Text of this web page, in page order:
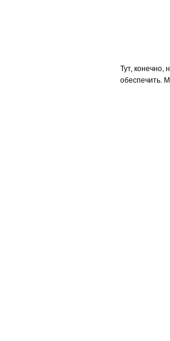
Тут, конечно,
обеспечить.